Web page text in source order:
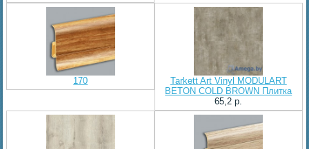
170
Tarkett Art Vinyl MODULART
BETON COLD BROWN Плитка
65,2 p.